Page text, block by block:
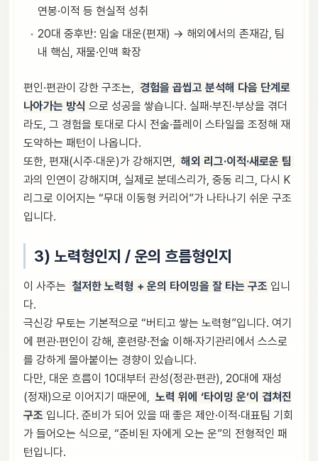
연봉·이적 등 현실적 성취
20대 중후반: 임술 대운(편재) → 해외에서의 존재감, 팀
내 핵심, 재물·인맥 확장
편인·편관이 강한 구조는, 경험을 곱씹고 분석해 다음 단계로
나아가는 방식 으로 성공을 쌓습니다. 실패·부진·부상을 겪더
라도, 그 경험을 토대로 다시 전술·플레이 스타일을 조정해 재
도약하는 패턴이 나옵니다.
또한, 편재(시주·대운)가 강해지면, 해외 리그·이적·새로운 팀
과의 인연이 강해지며, 실제로 분데스리가, 중동 리그, 다시 K
리그로 이어지는 “무대 이동형 커리어”가 나타나기 쉬운 구조
입니다.
3) 노력형인지 / 운의 흐름형인지
이 사주는 철저한 노력형 + 운의 타이밍을 잘 타는 구조 입니
다.
극신강 무토는 기본적으로 “버티고 쌓는 노력형”입니다. 여기
에 편관·편인이 강해, 훈련량·전술 이해·자기관리에서 스스로
를 강하게 몰아붙이는 경향이 있습니다.
다만, 대운 흐름이 10대부터 관성(정관·편관), 20대에 재성
(정재)으로 이어지기 때문에, 노력 위에 ‘타이밍 운’이 겹쳐진
구조 입니다. 준비가 되어 있을 때 좋은 제안·이적·대표팀 기회
가 들어오는 식으로, “준비된 자에게 오는 운”의 전형적인 패
턴입니다.